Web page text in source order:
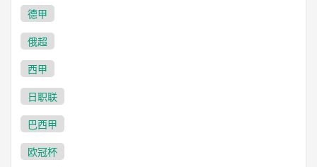
德甲
俄超
西甲
日职联
巴西甲
欧冠杯